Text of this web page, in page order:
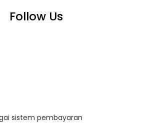
Follow Us
sistem pembayaran